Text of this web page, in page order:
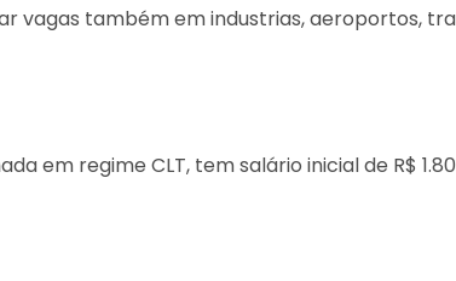
vagas também em industrias, aeroportos,
em regime CLT, tem salário inicial de R$